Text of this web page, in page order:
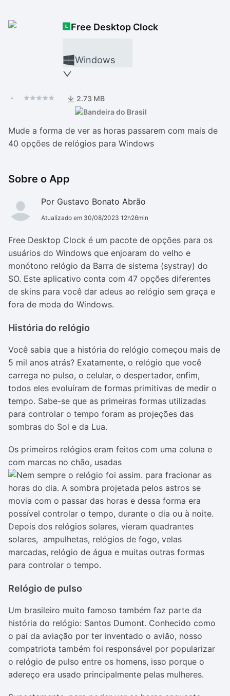
Free Desktop Clock
Windows
- 2.73 MB
Mude a forma de ver as horas passarem com mais de
40 opções de relógios para Windows
Sobre o App
Por Gustavo Bonato Abrão
Atualizado em 30/08/2023 12h26min
Free Desktop Clock é um pacote de opções para os
usuários do Windows que enjoaram do velho e
monótono relógio da Barra de sistema (systray) do
SO. Este aplicativo conta com 47 opções diferentes
de skins para você dar adeus ao relógio sem graça e
fora de moda do Windows.
História do relógio
Você sabia que a história do relógio começou mais de
5 mil anos atrás? Exatamente, o relógio que você
carrega no pulso, o celular, o despertador, enfim,
todos eles evoluíram de formas primitivas de medir o
tempo. Sabe-se que as primeiras formas utilizadas
para controlar o tempo foram as projeções das
sombras do Sol e da Lua.
Os primeiros relógios eram feitos com uma coluna e
com marcas no chão, usadas
para fracionar as
horas do dia. A sombra projetada pelos astros se
movia com o passar das horas e dessa forma era
possível controlar o tempo, durante o dia ou à noite.
Depois dos relógios solares, vieram quadrantes
solares, ampulhetas, relógios de fogo, velas
marcadas, relógio de água e muitas outras formas
para controlar o tempo.
Relógio de pulso
Um brasileiro muito famoso também faz parte da
história do relógio: Santos Dumont. Conhecido como
o pai da aviação por ter inventado o avião, nosso
compatriota também foi responsável por popularizar
o relógio de pulso entre os homens, isso porque o
adereço era usado principalmente pelas mulheres.